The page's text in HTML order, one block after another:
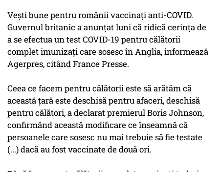
Vești bune pentru românii vaccinați anti-COVID.
Guvernul britanic a anunţat luni că ridică cerinţa de
a se efectua un test COVID-19 pentru călătorii
complet imunizați care sosesc în Anglia, informează
Agerpres, citând France Presse.
Ceea ce facem pentru călătorii este să arătăm că
această ţară este deschisă pentru afaceri, deschisă
pentru călători, a declarat premierul Boris Johnson,
confirmând această modificare ce înseamnă că
persoanele care sosesc nu mai trebuie să fie testate
(...) dacă au fost vaccinate de două ori.